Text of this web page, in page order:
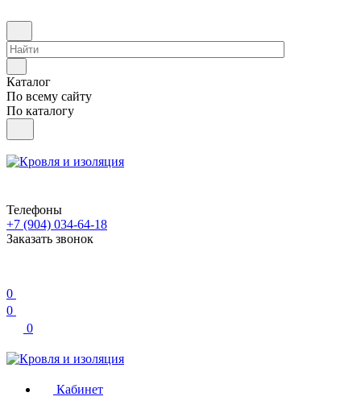
Каталог
По всему сайту
По каталогу
Телефоны
+7 (904) 034-64-18
Заказать звонок
0
0
0
Кабинет